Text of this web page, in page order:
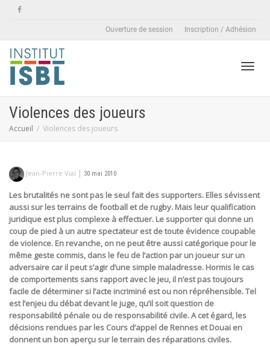
Ouverture de session Inscription / Adhésion
Violences des joueurs
Accueil Violences des joueurs
Jean-Pierre Vial | 30 mai 2010
Les brutalités ne sont pas le seul fait des supporters. Elles sévissent
aussi sur les terrains de football et de rugby. Mais leur qualification
juridique est plus complexe à effectuer. Le supporter qui donne un
coup de pied à un autre spectateur est de toute évidence coupable
de violence. En revanche, on ne peut être aussi catégorique pour le
même geste commis, dans le feu de l’action par un joueur sur un
adversaire car il peut s’agir d’une simple maladresse. Hormis le cas
de comportements sans rapport avec le jeu, il n’est pas toujours
facile de déterminer si l’acte incriminé est ou non répréhensible. Tel
est l’enjeu du débat devant le juge, qu’il soit question de
responsabilité pénale ou de responsabilité civile. A cet égard, les
décisions rendues par les Cours d’appel de Rennes et Douai en
donnent un bon aperçu sur le terrain des réparations civiles.